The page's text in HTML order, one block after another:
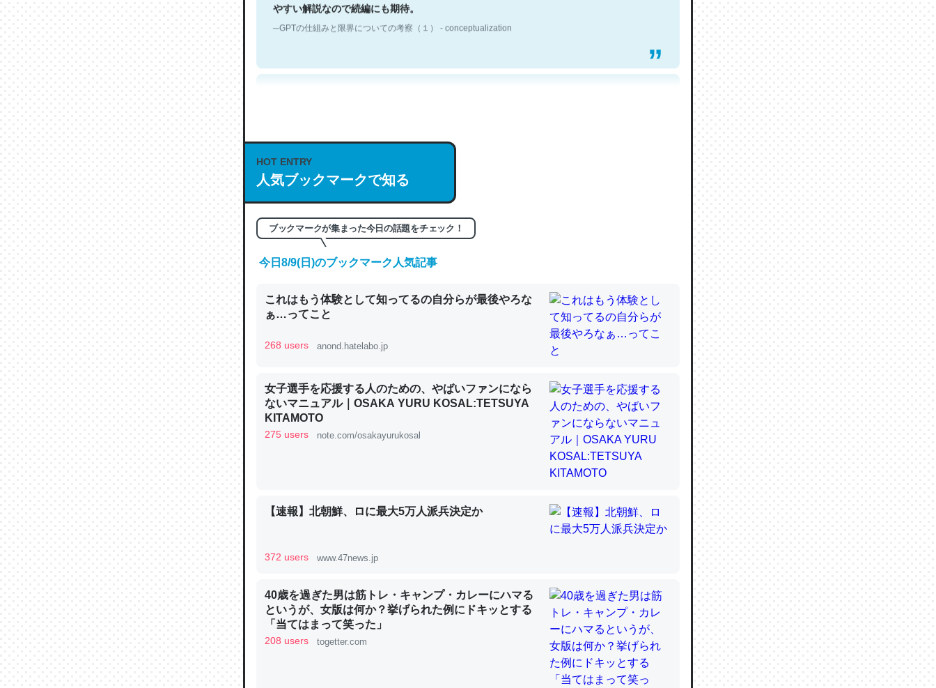
─GPTの仕組みと限界についての考察（１） - conceptualization
これは良記事。32768トークンだと英語小説100ページ分くらい。小説でいう「ずっと前
の伏線」は回収されないけど、短期記憶というには多い分量。進化すればするほど分かり
やすく強くなりそう
の600分の1程度。
─ニュース :: 【研究発表】昆虫学の大問題＝「昆虫はなぜ海にいないのか」に関する新仮説
は」とあって面白い。海にいる鋏角類（カブトガニ・ウミグモ）はカルシウムを使わずキ
─ニュース :: 【研究発表】昆虫学の大問題＝「昆虫はなぜ海にいないのか」に関する新仮説
これを元に考えるとカルシウムを大量に使う脊椎動物と貝類は苦労してるんだな…。腹足
─ニュース :: 【研究発表】昆虫学の大問題＝「昆虫はなぜ海にいないのか」に関する新仮説
HOT ENTRY
人気ブックマークで知る
ブックマークが集まった今日の話題をチェック！
今日8/9(日)のブックマーク人気記事
これはもう体験として知ってるの自分らが最後やろな
ぁ…ってこと
268 users anond.hatelabo.jp
女子選手を応援する人のための、やばいファンになら
ないマニュアル｜OSAKA YURU KOSAL:TETSUYA
KITAMOTO
275 users note.com/osakayurukosal
【速報】北朝鮮、ロに最大5万人派兵決定か
372 users www.47news.jp
40歳を過ぎた男は筋トレ・キャンプ・カレーにハマる
というが、女版は何か？挙げられた例にドキッとする
「当てはまって笑った」
208 users togetter.com